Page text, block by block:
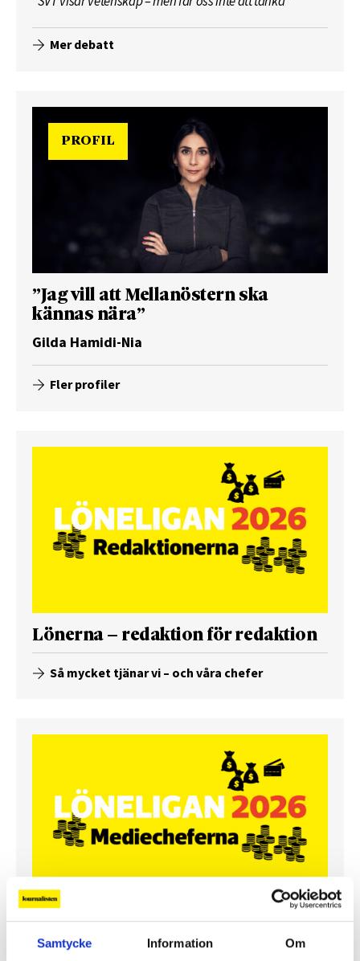
Samtycke Information Om
Mer debatt
PROFIL
”Jag vill att Mellanöstern ska
kännas nära”
Gilda Hamidi-Nia
Fler profiler
Lönerna – redaktion för redaktion
Så mycket tjänar vi – och våra chefer
Så mycket tjänar mediecheferna